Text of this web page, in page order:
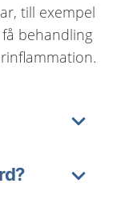
till exempel
behandling